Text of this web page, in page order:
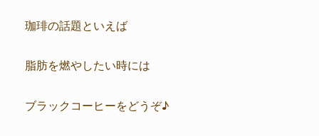
珈琲の話題といえば
脂肪を燃やしたい時には
ブラックコーヒーをどうぞ♪